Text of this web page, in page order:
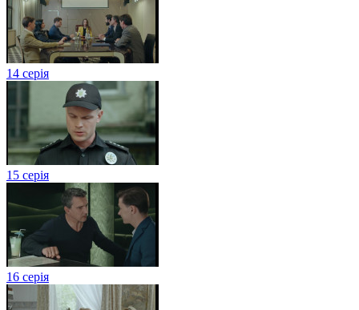
14 серія
15 серія
16 серія